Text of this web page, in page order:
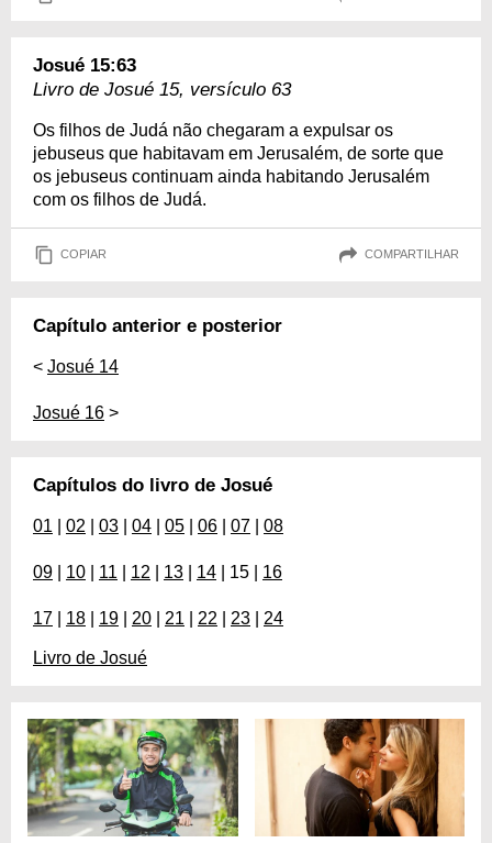
Josué 15:63
Livro de Josué 15, versículo 63
Os filhos de Judá não chegaram a expulsar os
jebuseus que habitavam em Jerusalém, de sorte que
os jebuseus continuam ainda habitando Jerusalém
com os filhos de Judá.
COPIAR COMPARTILHAR
Capítulo anterior e posterior
< Josué 14
Josué 16 >
Capítulos do livro de Josué
01 02 03 04 05 06 07 08
09 10 11 12 13 14 | 15 | 16
17 18 19 20 21 22 23 24
Livro de Josué